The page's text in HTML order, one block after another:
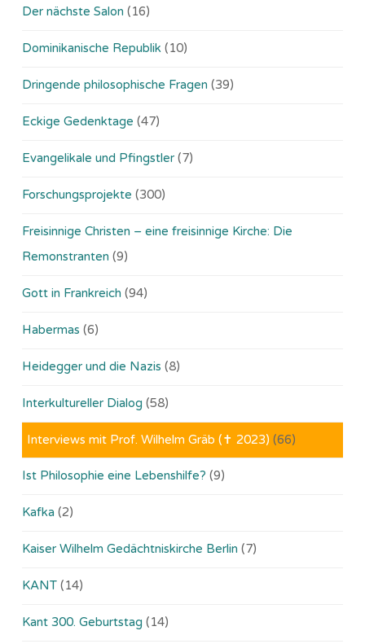
Der nächste Salon (16)
Dominikanische Republik (10)
Dringende philosophische Fragen (39)
Eckige Gedenktage (47)
Evangelikale und Pfingstler (7)
Forschungsprojekte (300)
Freisinnige Christen – eine freisinnige Kirche: Die
Remonstranten (9)
Gott in Frankreich (94)
Habermas (6)
Heidegger und die Nazis (8)
Interkultureller Dialog (58)
Interviews mit Prof. Wilhelm Gräb (✝ 2023) (66)
Ist Philosophie eine Lebenshilfe? (9)
Kafka (2)
Kaiser Wilhelm Gedächtniskirche Berlin (7)
KANT (14)
Kant 300. Geburtstag (14)